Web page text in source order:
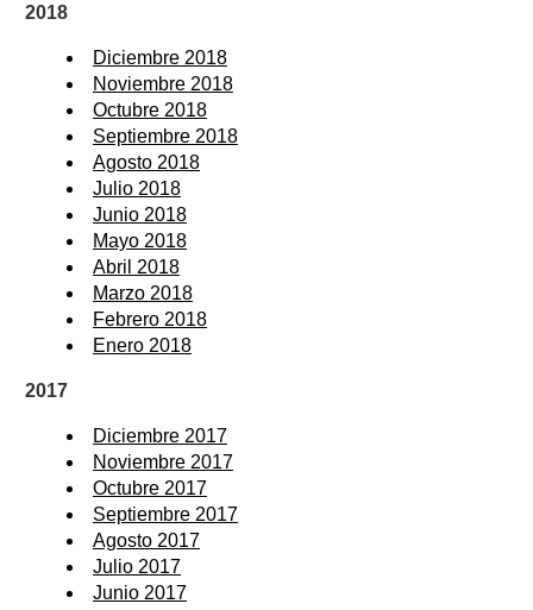
2018
Diciembre 2018
Noviembre 2018
Octubre 2018
Septiembre 2018
Agosto 2018
Julio 2018
Junio 2018
Mayo 2018
Abril 2018
Marzo 2018
Febrero 2018
Enero 2018
2017
Diciembre 2017
Noviembre 2017
Octubre 2017
Septiembre 2017
Agosto 2017
Julio 2017
Junio 2017